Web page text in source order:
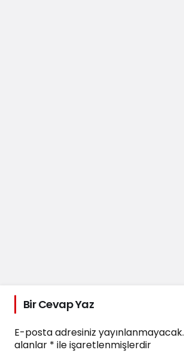
Bir Cevap Yaz
E-posta adresiniz yayınlanmayacak.
alanlar * ile işaretlenmişlerdir